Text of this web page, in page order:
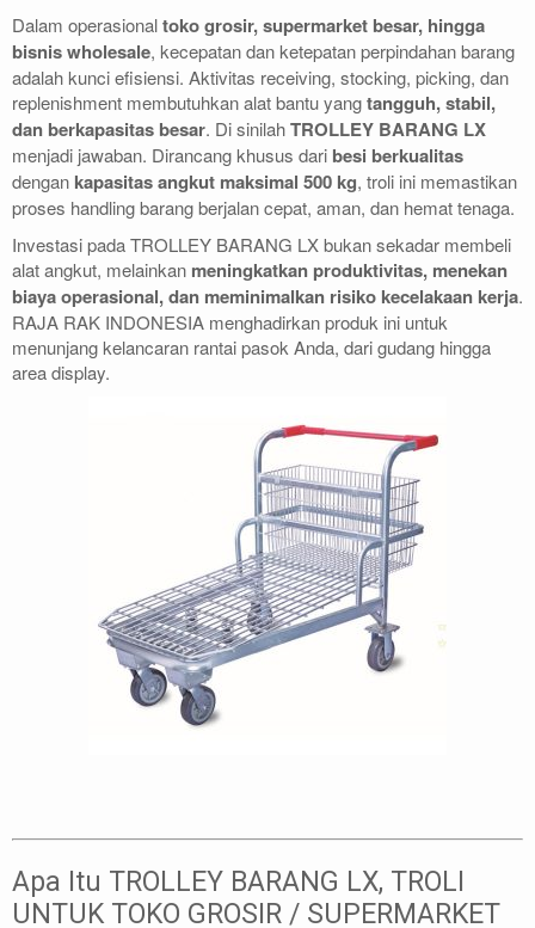
Dalam operasionaltoko grosir, supermarket besar, hingga
bisnis wholesale, kecepatan dan ketepatan perpindahan barang
adalah kunci efisiensi. Aktivitas receiving, stocking, picking, dan
replenishment membutuhkan alat bantu yangtangguh, stabil,
dan berkapasitas besar. Di sinilahTROLLEY BARANG LX
menjadi jawaban. Dirancang khusus dari besi berkualitas
dengan kapasitas angkut maksimal 500 kg, troli ini memastikan
proses handling barang berjalan cepat, aman, dan hemat tenaga.
Investasi pada TROLLEY BARANG LX bukan sekadar membeli
alat angkut, melainkan meningkatkan produktivitas, menekan
biaya operasional, dan meminimalkan risiko kecelakaan kerja.
RAJA RAK INDONESIA menghadirkan produk ini untuk
menunjang kelancaran rantai pasok Anda, dari gudang hingga
area display.
Apa Itu TROLLEY BARANG LX, TROLI
UNTUK TOKO GROSIR / SUPERMARKET